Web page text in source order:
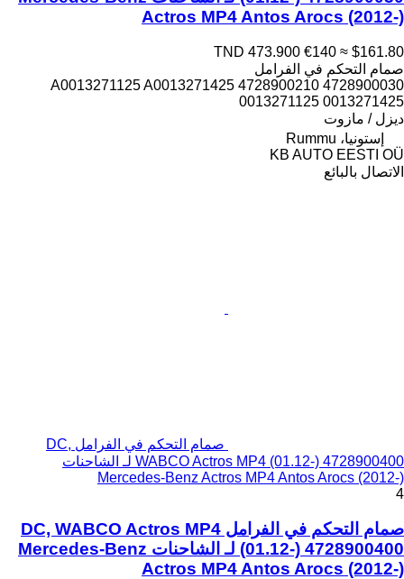
Actros MP4 Antos Arocs (2012-)
TND 473.900 €140 ≈ $161.80
صمام التحكم في الفرامل
4728900030 4728900210 A0013271125 A0013271425
0013271125 0013271425
ديزل / مازوت
إستونيا، Rummu
KB AUTO EESTI OÜ
الاتصال بالبائع
صمام التحكم في الفرامل DC,
WABCO Actros MP4 (01.12-) 4728900400 لـ الشاحنات
Mercedes-Benz Actros MP4 Antos Arocs (2012-)
4
صمام التحكم في الفرامل DC, WABCO Actros MP4
(01.12-) 4728900400 لـ الشاحنات Mercedes-Benz
Actros MP4 Antos Arocs (2012-)